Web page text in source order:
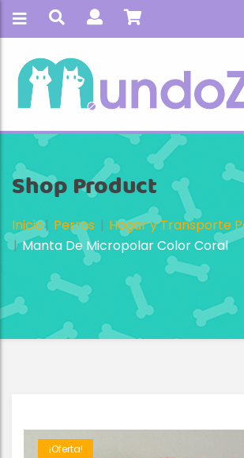
Shop Product
Inicio Perros
Hogar y Transporte
Manta De Micropolar Color Coral
¡Oferta!